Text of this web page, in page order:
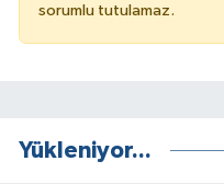
sorumlu tutulamaz.
Yükleniyor...